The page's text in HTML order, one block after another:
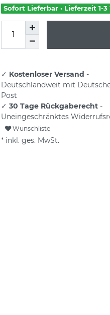
Sofort Lieferbar · Lieferzeit 1-
✓ Kostenloser Versand -
Deutschlandweit mit
Post
✓ 30 Tage Rückgaberecht -
Uneingeschränktes
Wunschliste
* inkl. ges. MwSt.